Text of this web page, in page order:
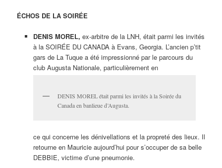
ÉCHOS DE LA SOIRÉE
DENIS MOREL, ex-arbitre de la LNH, était parmi les invités
à la SOIRÉE DU CANADA à Evans, Georgia. L’ancien p’tit
gars de La Tuque a été impressionné par le parcours du
club Augusta Nationale, particulièrement en
DENIS MOREL était parmi les invités à la Soirée du
Canada en banlieue d’Augusta.
ce qui concerne les dénivellations et la propreté des lieux. Il
retourne en Mauricie aujourd’hui pour s’occuper de sa belle
DEBBIE, victime d’une pneumonie.